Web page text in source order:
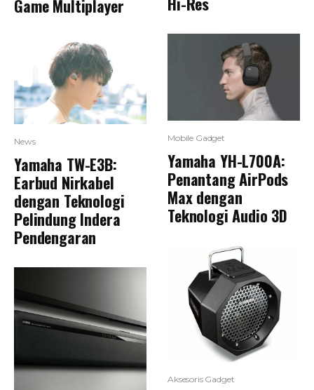
Game Multiplayer
News
Yamaha TW-E3B:
Earbud Nirkabel
dengan Teknologi
Pelindung Indera
Pendengaran
Mobile Gadget
Yamaha YH-L700A:
Penantang AirPods
Max dengan
Teknologi Audio 3D
Aksesoris Gadget